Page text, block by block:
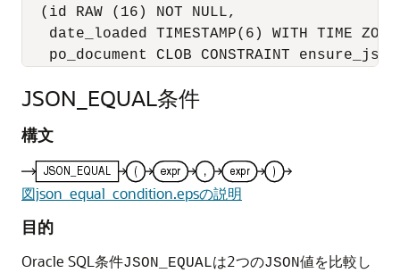
  (id RAW (16) NOT NULL,
date_loaded TIMESTAMP(6) WITH TIME
po_document CLOB CONSTRAINT
JSON_EQUAL条件
構文
図json_equal_condition.epsの説明
目的
Oracle SQL条件JSON_EQUALは2つのJSON値を比較し